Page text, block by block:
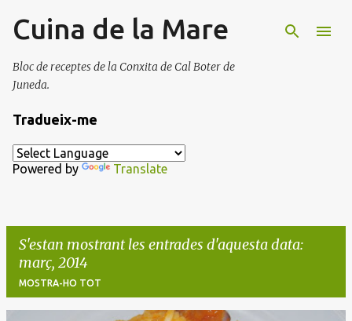
Salta al contingut principal
Cuina de la Mare
Bloc de receptes de la Conxita de Cal Boter de
Juneda.
Tradueix-me
Powered by Translate
S'estan mostrant les entrades d'aquesta data:
març, 2014
MOSTRA-HO TOT